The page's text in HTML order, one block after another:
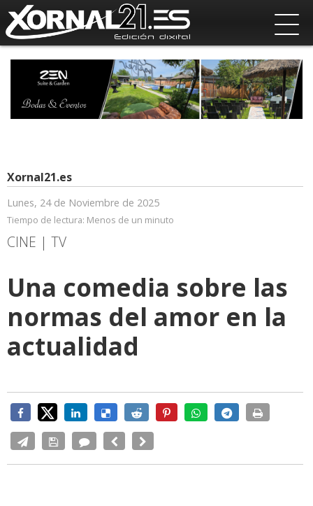
Xornal21.es
Lunes, 24 de Noviembre de 2025
Tiempo de lectura: Menos de un minuto
CINE | TV
Una comedia sobre las
normas del amor en la
actualidad